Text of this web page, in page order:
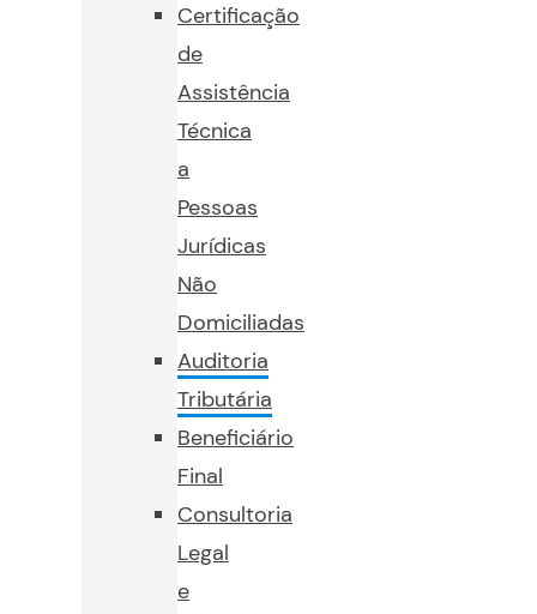
Certificação
de
Assistência
Técnica
a
Pessoas
Jurídicas
Não
Domiciliadas
Auditoria
Tributária
Beneficiário
Final
Consultoria
Legal
e